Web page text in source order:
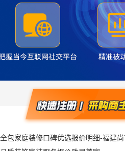
品质装饰家装服务报价雅居美家